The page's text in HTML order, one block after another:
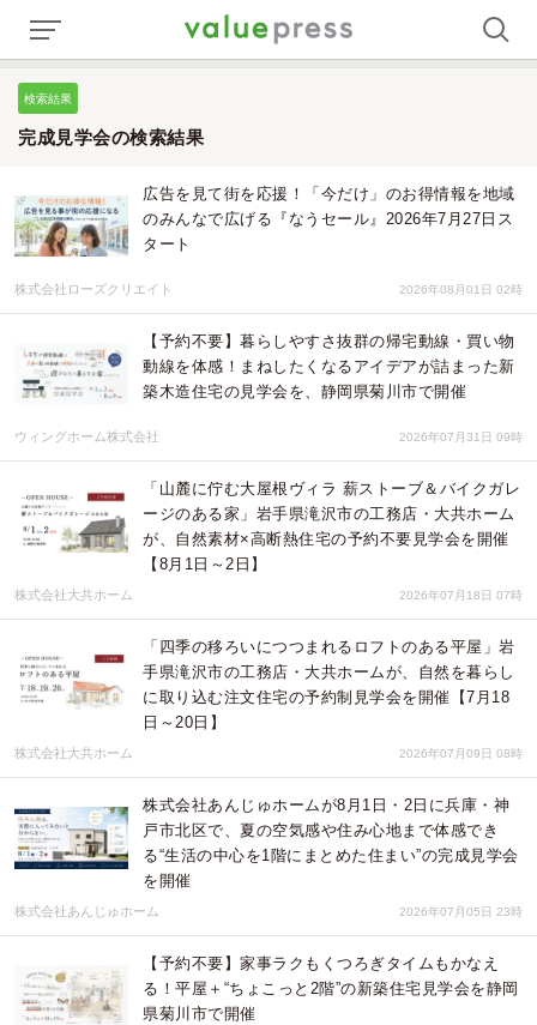
検索結果
完成見学会の検索結果
広告を見て街を応援！「今だけ」のお得情報を地域
のみんなで広げる『なうセール』2026年7月27日ス
タート
株式会社ローズクリエイト 2026年08月01日 02時
【予約不要】暮らしやすさ抜群の帰宅動線・買い物
動線を体感！まねしたくなるアイデアが詰まった新
築木造住宅の見学会を、静岡県菊川市で開催
ウィングホーム株式会社 2026年07月31日 09時
「山麓に佇む大屋根ヴィラ 薪ストーブ＆バイクガレ
ージのある家」岩手県滝沢市の工務店・大共ホーム
が、自然素材×高断熱住宅の予約不要見学会を開催
【8月1日～2日】
株式会社大共ホーム 2026年07月18日 07時
「四季の移ろいにつつまれるロフトのある平屋」岩
手県滝沢市の工務店・大共ホームが、自然を暮らし
に取り込む注文住宅の予約制見学会を開催【7月18
日～20日】
株式会社大共ホーム 2026年07月09日 08時
株式会社あんじゅホームが8月1日・2日に兵庫・神
戸市北区で、夏の空気感や住み心地まで体感でき
る“生活の中心を1階にまとめた住まい”の完成見学会
を開催
株式会社あんじゅホーム 2026年07月05日 23時
【予約不要】家事ラクもくつろぎタイムもかなえ
る！平屋＋“ちょこっと2階”の新築住宅見学会を静岡
県菊川市で開催